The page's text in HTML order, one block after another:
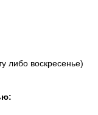
либо воскресенье)